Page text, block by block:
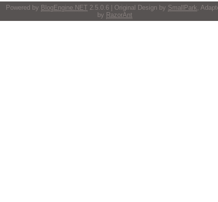
Powered by BlogEngine.NET 2.5.0.6 | Original Design by SmallPark,
by RazorAnt